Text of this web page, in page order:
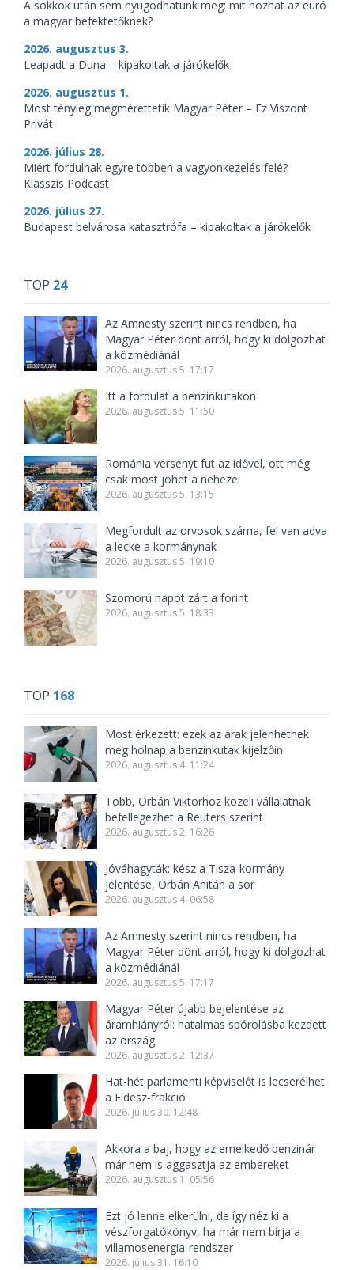
A sokkok után sem nyugodhatunk meg: mit hozhat az euró
a magyar befektetőknek?
2026. augusztus 3.
Leapadt a Duna – kipakoltak a járókelők
2026. augusztus 1.
Most tényleg megmérettetik Magyar Péter – Ez Viszont
Privát
2026. július 28.
Miért fordulnak egyre többen a vagyonkezelés felé?
Klasszis Podcast
2026. július 27.
Budapest belvárosa katasztrófa – kipakoltak a járókelők
TOP 24
Az Amnesty szerint nincs rendben, ha
Magyar Péter dönt arról, hogy ki dolgozhat
a közmédiánál
2026. augusztus 5. 17:17
Itt a fordulat a benzinkutakon
2026. augusztus 5. 11:50
Románia versenyt fut az idővel, ott még
csak most jöhet a neheze
2026. augusztus 5. 13:15
Megfordult az orvosok száma, fel van adva
a lecke a kormánynak
2026. augusztus 5. 19:10
Szomorú napot zárt a forint
2026. augusztus 5. 18:33
TOP 168
Most érkezett: ezek az árak jelenhetnek
meg holnap a benzinkutak kijelzőin
2026. augusztus 4. 11:24
Több, Orbán Viktorhoz közeli vállalatnak
befellegezhet a Reuters szerint
2026. augusztus 2. 16:26
Jóváhagyták: kész a Tisza-kormány
jelentése, Orbán Anitán a sor
2026. augusztus 4. 06:58
Az Amnesty szerint nincs rendben, ha
Magyar Péter dönt arról, hogy ki dolgozhat
a közmédiánál
2026. augusztus 5. 17:17
Magyar Péter újabb bejelentése az
áramhiányról: hatalmas spórolásba kezdett
az ország
2026. augusztus 2. 12:37
Hat-hét parlamenti képviselőt is lecserélhet
a Fidesz-frakció
2026. július 30. 12:48
Akkora a baj, hogy az emelkedő benzinár
már nem is aggasztja az embereket
2026. augusztus 1. 05:56
Ezt jó lenne elkerülni, de így néz ki a
vészforgatókönyv, ha már nem bírja a
villamosenergia-rendszer
2026. július 31. 16:10